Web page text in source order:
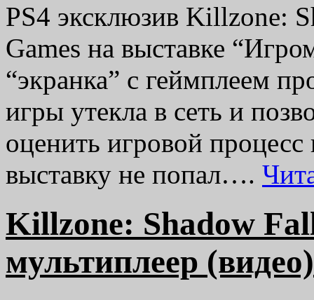
PS4 эксклюзив Killzone:
Games на выставке
“экранка” с геймплеем
игры утекла в сеть и
оценить игровой
выставку не попал….
Killzone: Shadow
мультиплеер (видео)